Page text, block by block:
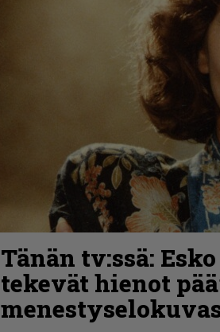
Tänän tv:ssä:
tekevät hienot